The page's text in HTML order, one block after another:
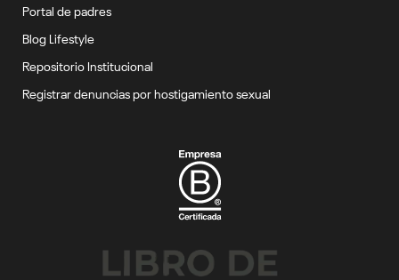
Portal de padres
Blog Lifestyle
Repositorio Institucional
Registrar denuncias por hostigamiento sexual